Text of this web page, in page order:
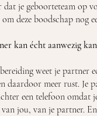
dat je geboorteteam op
deze boodschap nog
kan écht aanwezig
weet je
daardoor meer rust. Je
een telefoon omdat
jou, van je partner.